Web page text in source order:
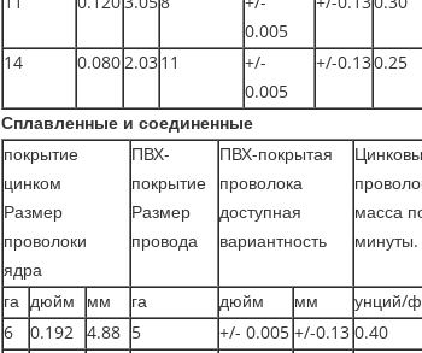
0.005
14 0.0802.0311
+/-
0.005
+/-0.130.25
Сплавленные и соединенные
покрытие
цинком
Размер
проволоки
ядра
ПВХ-
покрытие
Размер
провода
ПВХ-покрытая
проволока
доступная
вариантность
масса
минуты.
га дюйм мм га дюйм мм унций/
6
0.192 4.88 5 +/- 0.005 +/-0.13 0.40